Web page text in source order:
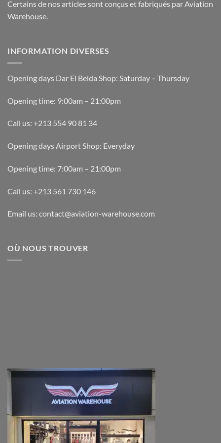
produit
Certains de nos articles sont conçus et fabriqués par Aviation
Warehouse.
INFORMATION DIVERSES
Opening days Dar El Beida Shop: Saturday – Thursday
Opening time: 9:00am – 21:00pm
Call us: +213 554 90 81 34
Opening days Airport Shop: Everyday
Opening time: 7:00am – 21:00pm
Call us: +213 561 730 146
Email us: contact@aviation-warehouse.com
OÙ NOUS TROUVER